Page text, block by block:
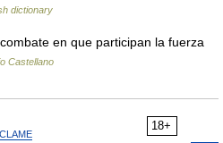
dictionary
en que participan la fuerza
Castellano
18+